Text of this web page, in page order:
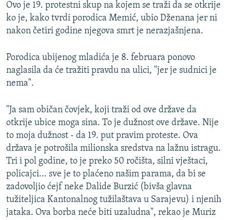
SVE KARTE DEJTONA
NASTANAK I RASPAD JUGOSLAVIJE
Ovo je 19. protestni skup na kojem se traži da se otkrije
ko je, kako tvrdi porodica Memić, ubio Dženana jer ni
nakon četiri godine njegova smrt je nerazjašnjena.
Porodica ubijenog mladića je 8. februara ponovo
naglasila da će tražiti pravdu na ulici, "jer je sudnici je
nema".
"Ja sam običan čovjek, koji traži od ove države da
otkrije ubice moga sina. To je dužnost ove države. Nije
to moja dužnost - da 19. put pravim proteste. Ova
država je potrošila milionska sredstva na lažnu istragu.
Tri i pol godine, to je preko 50 ročišta, silni vještaci,
policajci... sve je to plaćeno našim parama, da bi se
zadovoljio ćejf neke Dalide Burzić (bivša glavna
tužiteljica Kantonalnog tužilaštava u Sarajevu) i njenih
jataka. Ova borba neće biti uzaludna", rekao je Muriz